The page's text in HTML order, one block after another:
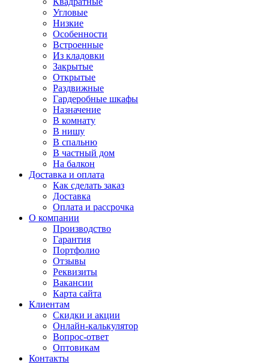
Угловые
Низкие
Особенности
Встроенные
Из кладовки
Закрытые
Открытые
Раздвижные
Гардеробные шкафы
Назначение
В комнату
В нишу
В спальню
В частный дом
На балкон
Доставка и оплата
Как сделать заказ
Доставка
Оплата и рассрочка
О компании
Производство
Гарантия
Портфолио
Отзывы
Реквизиты
Вакансии
Карта сайта
Клиентам
Скидки и акции
Онлайн-калькулятор
Вопрос-ответ
Оптовикам
Контакты